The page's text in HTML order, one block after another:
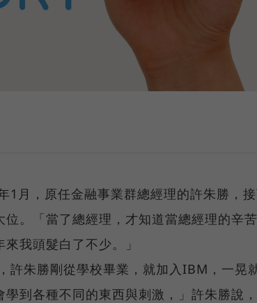
1月，原任金融事業群總經理的許朱勝，
位。「當了總經理，才知道當總經理的辛
來我頭髮白了不少。」
許朱勝剛從學校畢業，就加入IBM，一晃
學到各種不同的東西與刺激，」許朱勝說